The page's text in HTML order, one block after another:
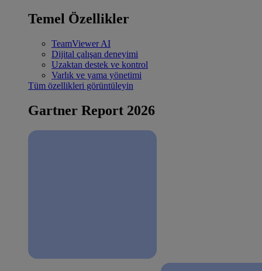
Temel Özellikler
TeamViewer AI
Dijital çalışan deneyimi
Uzaktan destek ve kontrol
Varlık ve yama yönetimi
Tüm özellikleri görüntüleyin
Gartner Report 2026